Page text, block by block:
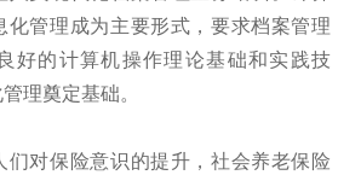
化管理成为主要形式，要求档案管理
好的计算机操作理论基础和实践技
理奠定基础。
们对保险意识的提升，社会养老保险